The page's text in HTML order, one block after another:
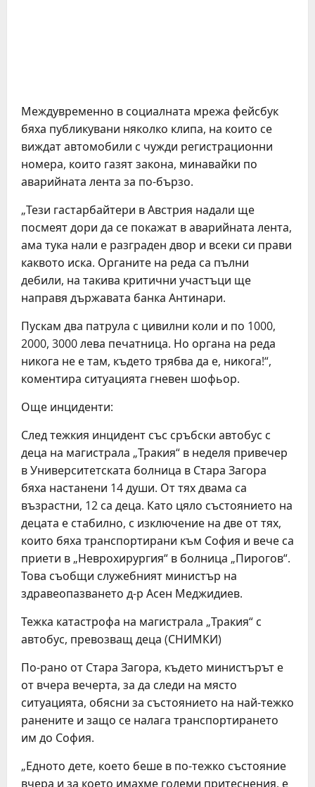
Междувременно в социалната мрежа фейсбук
бяха публикувани няколко клипа, на които се
виждат автомобили с чужди регистрационни
номера, които газят закона, минавайки по
аварийната лента за по-бързо.
„Тези гастарбайтери в Австрия надали ще
посмеят дори да се покажат в аварийната лента,
ама тука нали е разграден двор и всеки си прави
каквото иска. Органите на реда са пълни
дебили, на такива критични участъци ще
направя държавата банка Антинари.
Пускам два патрула с цивилни коли и по 1000,
2000, 3000 лева печатница. Но органа на реда
никога не е там, където трябва да е, никога!“,
коментира ситуацията гневен шофьор.
Още инциденти:
След тежкия инцидент със сръбски автобус с
деца на магистрала „Тракия“ в неделя привечер
в Университетската болница в Стара Загора
бяха настанени 14 души. От тях двама са
възрастни, 12 са деца. Като цяло състоянието на
децата е стабилно, с изключение на две от тях,
които бяха транспортирани към София и вече са
приети в „Неврохирургия“ в болница „Пирогов“.
Това съобщи служебният министър на
здравеопазването д-р Асен Меджидиев.
Тежка катастрофа на магистрала „Тракия“ с
автобус, превозващ деца (СНИМКИ)
По-рано от Стара Загора, където министърът е
от вчера вечерта, за да следи на място
ситуацията, обясни за състоянието на най-тежко
ранените и защо се налага транспортирането
им до София.
„Едното дете, което беше в по-тежко състояние
вчера и за което имахме големи притеснения, е